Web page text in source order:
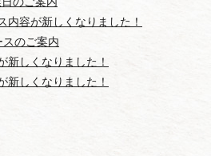
内容が新しくなりました！
スのご案内
新しくなりました！
新しくなりました！